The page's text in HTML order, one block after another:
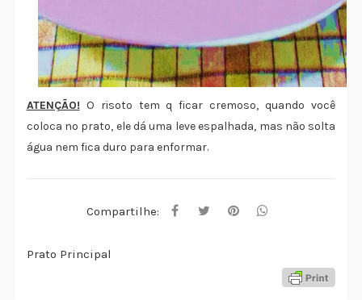
ATENÇÃO! O risoto tem q ficar cremoso, quando você
coloca no prato, ele dá uma leve espalhada, mas não solta
água nem fica duro para enformar.
Compartilhe:
Prato Principal